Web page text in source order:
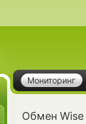
Мониторинг
Обмен Wise